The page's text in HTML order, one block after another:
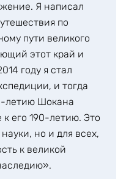
Я написал
по
пути великого
этот край и
году я стал
и тогда
летию Шокана
его 190-летию. Это
но и для всех,
к великой